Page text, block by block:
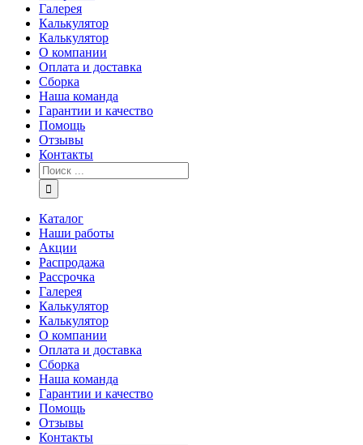
Галерея
Калькулятор
Калькулятор
О компании
Оплата и доставка
Сборка
Наша команда
Гарантии и качество
Помощь
Отзывы
Контакты
Каталог
Наши работы
Акции
Распродажа
Рассрочка
Галерея
Калькулятор
Калькулятор
О компании
Оплата и доставка
Сборка
Наша команда
Гарантии и качество
Помощь
Отзывы
Контакты